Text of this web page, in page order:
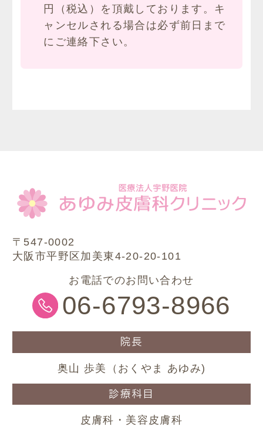
円（税込）を頂戴しております。キ
ャンセルされる場合は必ず前日まで
にご連絡下さい。
〒547-0002
大阪市平野区加美東4-20-20-101
お電話でのお問い合わせ
06-6793-8966
院長
奥山 歩美（おくやま あゆみ)
診療科目
皮膚科・美容皮膚科